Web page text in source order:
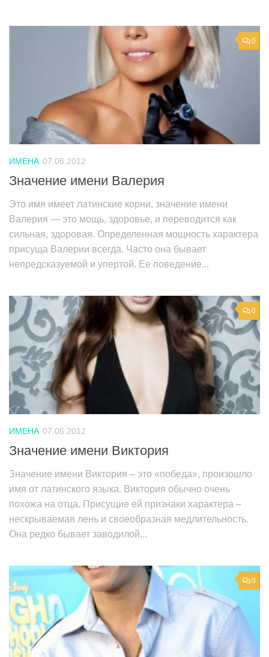
0
ИМЕНА 07.06.2012
Значение имени Валерия
Это имя имеет латинские корни, значение имени
Валерия — это мощь, здоровье, и переводится как
сильная, здоровая. Определенная мощность характера
присуща Валерии всегда. Часто она бывает
непредсказуемой и упертой. Ее поведение...
0
ИМЕНА 07.06.2012
Значение имени Виктория
Значение имени Виктория – это «победа», произошло
имя от латинского языка. Виктория обычно очень
похожа на отца. Присущие ей признаки характера –
нескрываемая лень и своеобразная медлительность.
Она редко бывает заводилой...
0